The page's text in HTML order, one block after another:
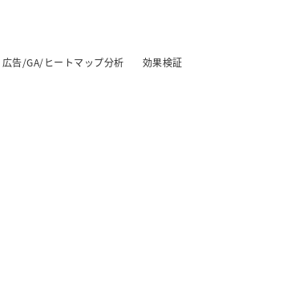
広告/GA/ヒートマップ分析 効果検証